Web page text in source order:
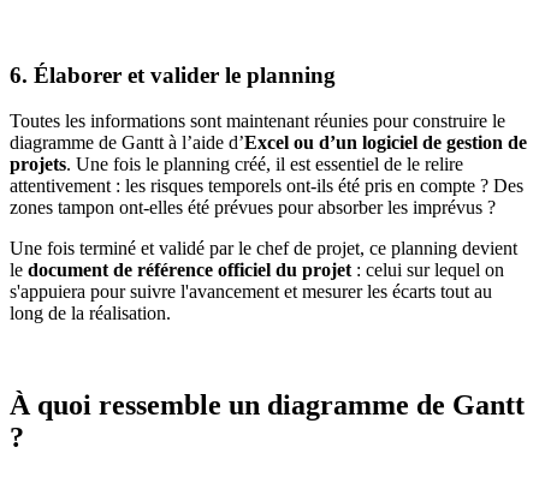
6. Élaborer et valider le planning
Toutes les informations sont maintenant réunies pour construire le
diagramme de Gantt à l’aide d’Excel ou d’un logiciel de gestion de
projets. Une fois le planning créé, il est essentiel de le relire
attentivement : les risques temporels ont-ils été pris en compte ? Des
zones tampon ont-elles été prévues pour absorber les imprévus ?
Une fois terminé et validé par le chef de projet, ce planning devient
le document de référence officiel du projet : celui sur lequel on
s'appuiera pour suivre l'avancement et mesurer les écarts tout au
long de la réalisation.
À quoi ressemble un diagramme de Gantt
?